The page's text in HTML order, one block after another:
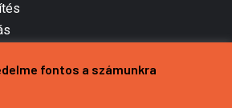
fontos a számunkra